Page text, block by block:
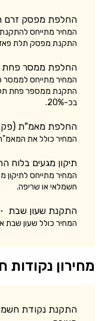
החלפת מפסק זרם
המחיר מתייחס
התקנת מפסק תלת פאזי
החלפת ממסר פחת
המחיר מתייחס לממסר
התקנת ממספר פחת
בכ-20%.
החלפת מאמ"ת
המחיר כולל את
תיקון מגעים בלוח
המחיר מתייחס לתיקון
חשמלאי או שריפה.
התקנת שעון שבת
המחיר כולל שעון שבת
מחירון נקודות
התקנת נקודת